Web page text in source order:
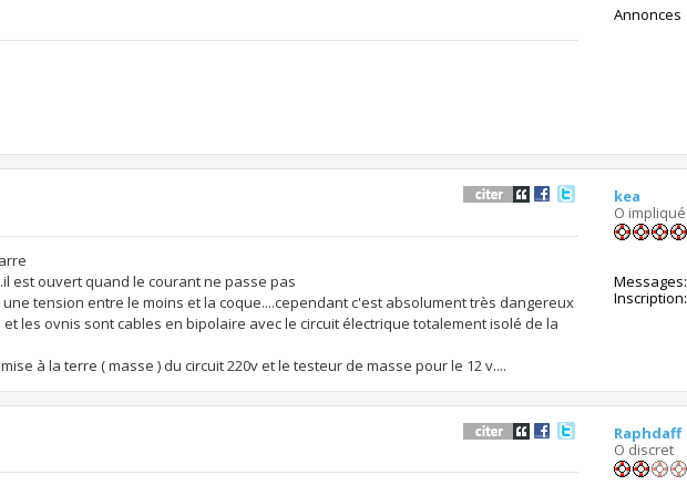
Annonces
est ouvert quand le courant ne passe pas
tension entre le moins et la coque....cependant c'est absolument très dangereux
les ovnis sont cables en bipolaire avec le circuit électrique totalement isolé de la
à la terre ( masse ) du circuit 220v et le testeur de masse pour le 12 v....
kea
O impliqué
Messages:
Inscription:
Raphdaff
O discret